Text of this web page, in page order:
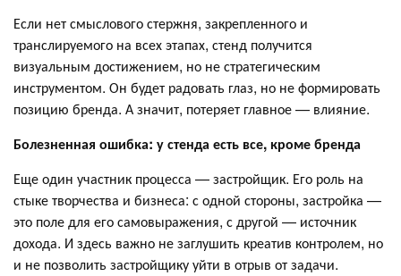
Если нет смыслового стержня, закрепленного и
транслируемого на всех этапах, стенд получится
визуальным достижением, но не стратегическим
инструментом. Он будет радовать глаз, но не формировать
позицию бренда. А значит, потеряет главное — влияние.
Болезненная ошибка: у стенда есть все, кроме бренда
Еще один участник процесса — застройщик. Его роль на
стыке творчества и бизнеса: с одной стороны, застройка —
это поле для его самовыражения, с другой — источник
дохода. И здесь важно не заглушить креатив контролем, но
и не позволить застройщику уйти в отрыв от задачи.